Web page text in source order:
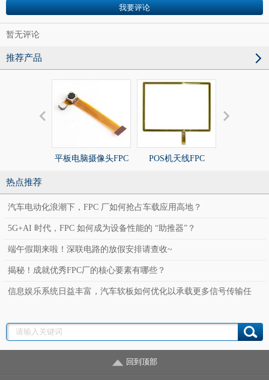
暂无评论
推荐产品
平板电脑摄像头FPC POS机天线FPC
热点推荐
汽车电动化浪潮下，FPC 厂如何抢占车载应用高地？
5G+AI 时代，FPC 如何成为设备性能的 “助推器”？
端午假期来啦！深联电路的放假安排请查收~
揭秘！成就优秀FPC厂的核心要素有哪些？
信息娱乐系统日益丰富，汽车软板如何优化以承载更多信号传输任
回到顶部